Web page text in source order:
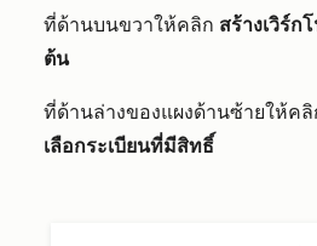
ที่ด้านบนขวาให้คลิก สร้างเวิร์ก
ต้น
ที่ด้านล่างของแผงด้านซ้ายให้คลิ
เลือกระเบียนที่มีสิทธิ์